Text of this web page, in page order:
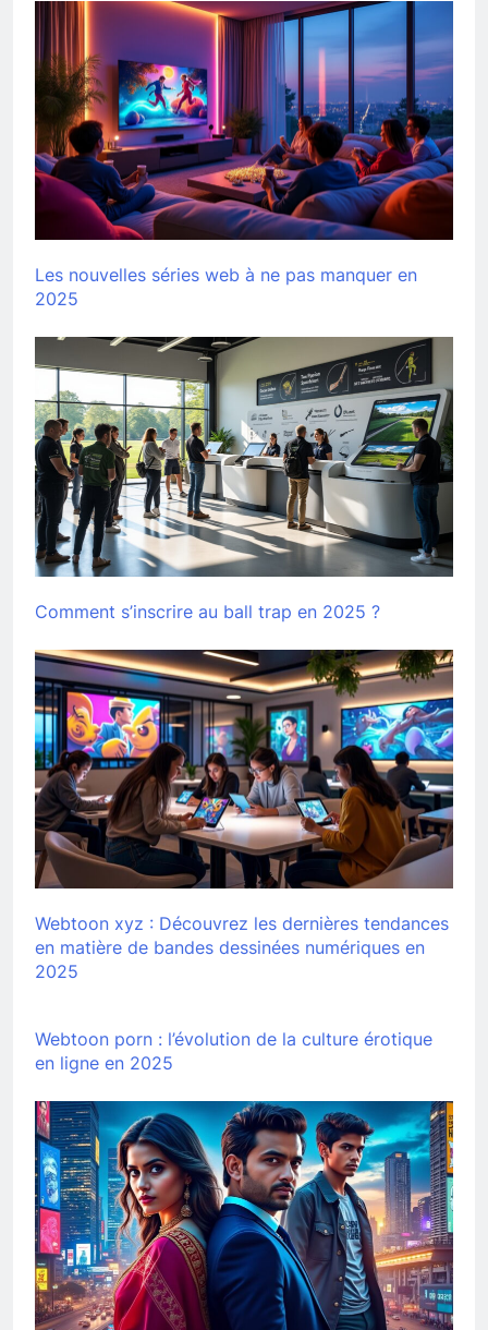
Les nouvelles séries web à ne pas manquer en
2025
Comment s’inscrire au ball trap en 2025 ?
Webtoon xyz : Découvrez les dernières tendances
en matière de bandes dessinées numériques en
2025
Webtoon porn : l’évolution de la culture érotique
en ligne en 2025